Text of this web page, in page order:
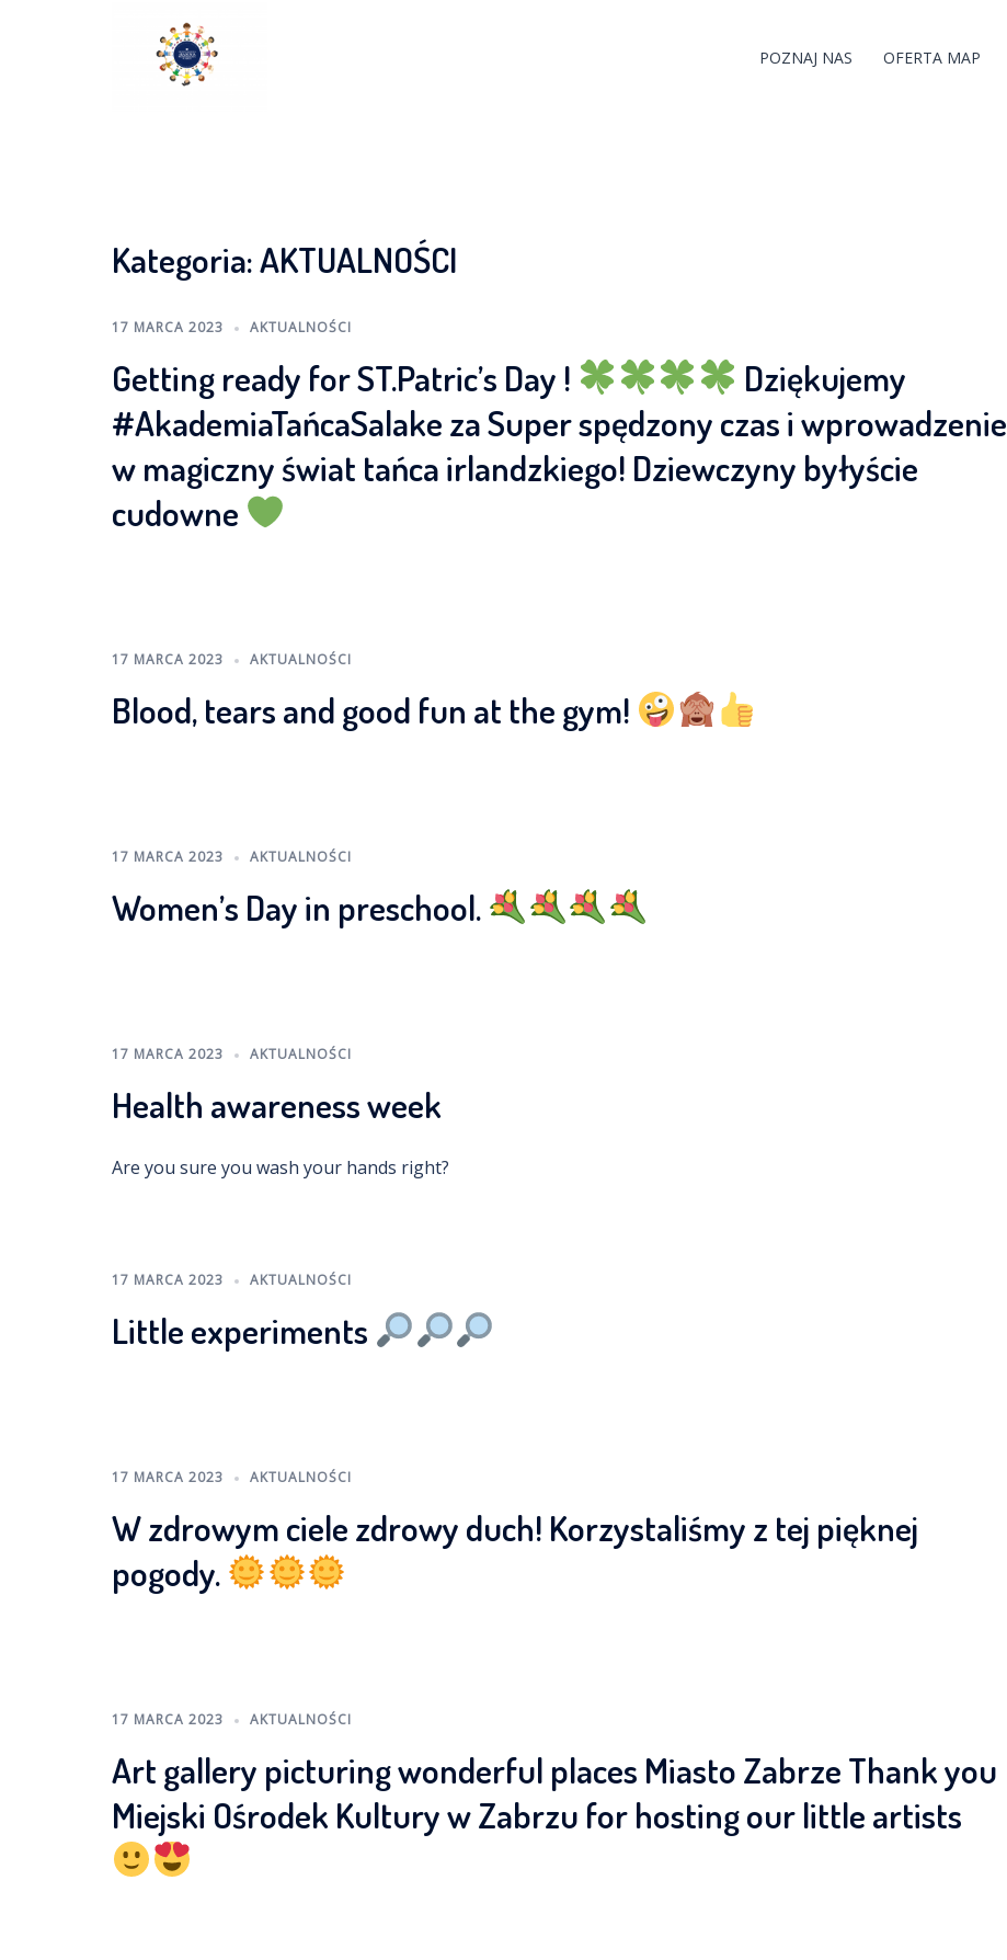
POZNAJ NAS OFERTA MAP
Kategoria:AKTUALNOŚCI
17 MARCA 2023 AKTUALNOŚCI
Getting ready for ST.Patric’s Day !
Dziękujemy
#AkademiaTańcaSalake za Super spędzony czas i wprowadzenie
w magiczny świat tańca irlandzkiego! Dziewczyny byłyście
cudowne
17 MARCA 2023 AKTUALNOŚCI
Blood, tears and good fun at the gym!
17 MARCA 2023 AKTUALNOŚCI
Women’s Day in preschool.
17 MARCA 2023 AKTUALNOŚCI
Health awareness week
Are you sure you wash your hands right?
17 MARCA 2023 AKTUALNOŚCI
Little experiments
17 MARCA 2023 AKTUALNOŚCI
W zdrowym ciele zdrowy duch! Korzystaliśmy z tej pięknej
pogody.
17 MARCA 2023 AKTUALNOŚCI
Art gallery picturing wonderful places Miasto Zabrze Thank you
Miejski Ośrodek Kultury w Zabrzu for hosting our little artists